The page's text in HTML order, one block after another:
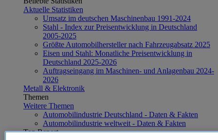
Aktuelle Statistiken
Umsatz im deutschen Maschinenbau 1991-2024
Stahl - Index zur Preisentwicklung in Deutschland
2005-2025
Größte Automobilhersteller nach Fahrzeugabsatz 2025
Eisen und Stahl: Monatliche Preisentwicklung in
Deutschland 2025-2026
Auftragseingang im Maschinen- und Anlagenbau 2024-
2026
Metall & Elektronik
Themen
Weitere Themen
Automobilindustrie Deutschland - Daten & Fakten
Automobilindustrie weltweit - Daten & Fakten
Top Report